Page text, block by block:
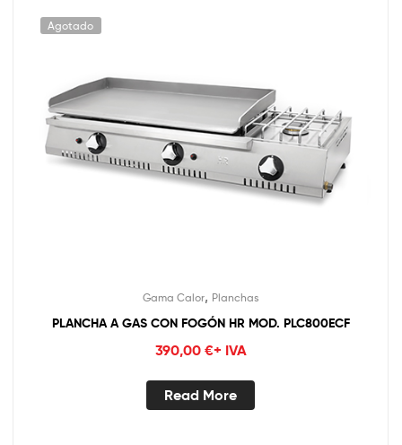
Agotado
Gama Calor, Planchas
PLANCHA A GAS CON FOGÓN HR MOD. PLC800ECF
390,00 €+ IVA
Read More